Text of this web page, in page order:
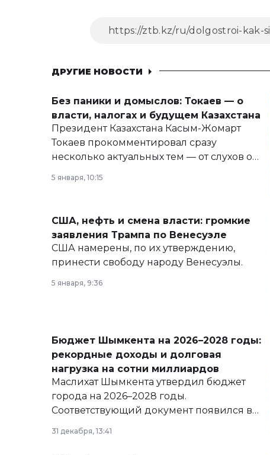
ДРУГИЕ НОВОСТИ
Без паники и домыслов: Токаев — о
власти, налогах и будущем Казахстана
Президент Казахстана Касым-Жомарт
Токаев прокомментировал сразу
несколько актуальных тем — от слухов о
армии, экономики и личного здоровья.
5 января, 10:15
США, нефть и смена власти: громкие
заявления Трампа по Венесуэле
США намерены, по их утверждению,
принести свободу народу Венесуэлы.
5 января, 9:36
Бюджет Шымкента на 2026–2028 годы:
рекордные доходы и долговая
нагрузка на сотни миллиардов
Маслихат Шымкента утвердил бюджет
города на 2026–2028 годы.
Соответствующий документ появился в
базе нормативных правовых актов и на
сайте маслихат города.
31 декабря, 13:41